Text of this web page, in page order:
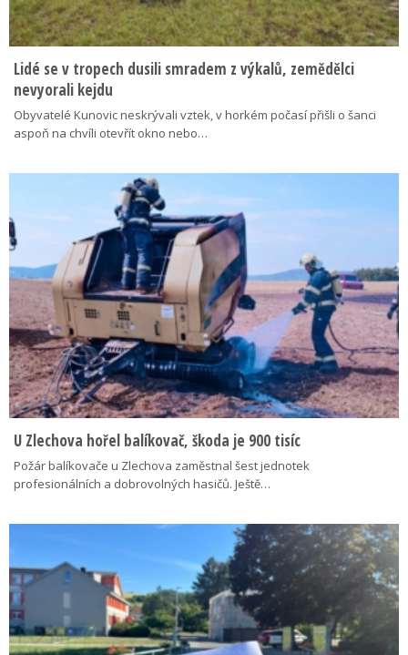
Lidé se v tropech dusili smradem z výkalů, zemědělci
nevyorali kejdu
Obyvatelé Kunovic neskrývali vztek, v horkém počasí přišli o šanci
aspoň na chvíli otevřít okno nebo…
U Zlechova hořel balíkovač, škoda je 900 tisíc
Požár balíkovače u Zlechova zaměstnal šest jednotek
profesionálních a dobrovolných hasičů. Ještě…